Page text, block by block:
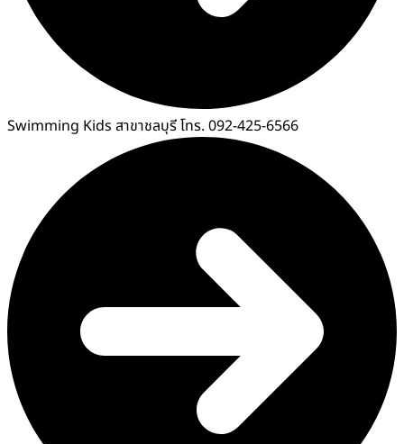
Swimming Kids สาขาชลบุรี โทร. 092-425-6566